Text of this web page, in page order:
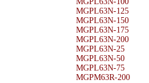
MGPL63N-125
MGPL63N-150
MGPL63N-175
MGPL63N-200
MGPL63N-25
MGPL63N-50
MGPL63N-75
MGPM63R-200